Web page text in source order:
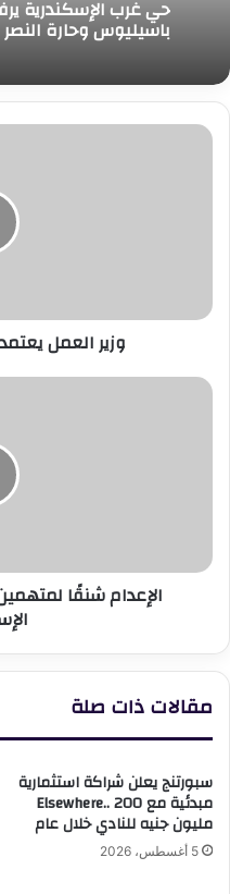
باسيليوس وحارة النصر
وزير
وزير العمل يعتمد 4 لجان نقابية جديدة
الإعدام
الإسكندرية
الإعدام شنقًا
مقالات ذات صلة
سبورتنج يعلن شراكة استثمارية
مبدئية مع Elsewhere.. 200
مليون جنيه للنادي خلال عام
5 أغسطس، 2026